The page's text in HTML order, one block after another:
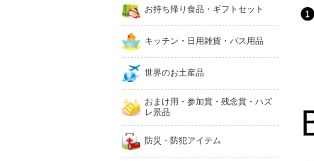
お持ち帰り食品・ギフトセット
キッチン・日用雑貨・バス用品
世界のお土産品
おまけ用・参加賞・残念賞・ハズ
レ景品
防災・防犯アイテム